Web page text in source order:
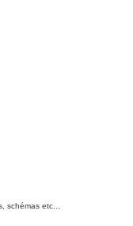
schémas etc...